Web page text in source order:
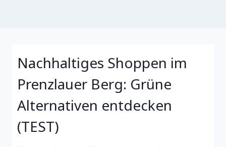
Nachhaltiges Shoppen im
Prenzlauer Berg: Grüne
Alternativen entdecken
(TEST)